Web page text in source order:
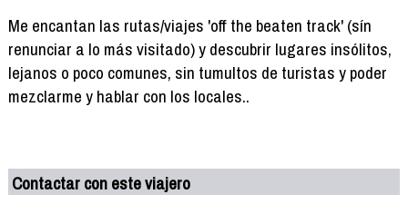
Me encantan las rutas/viajes 'off the beaten track' (sín
renunciar a lo más visitado) y descubrir lugares insólitos,
lejanos o poco comunes, sin tumultos de turistas y poder
mezclarme y hablar con los locales..
Contactar con este viajero